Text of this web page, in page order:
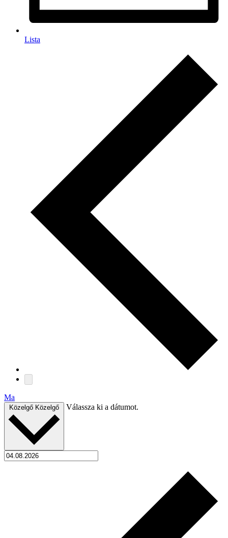
Lista
Ma
Közelgő Közelgő Válassza ki a dátumot.